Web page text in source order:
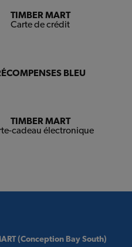
TIMBER MART
Carte de crédit
BLEU
TIMBER MART
cadeau électronique
(Conception Bay South)